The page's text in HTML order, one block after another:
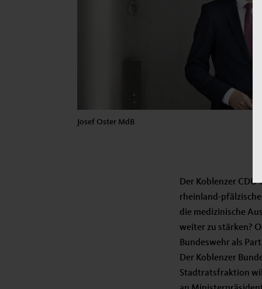
Josef Oster MdB
Der Koblenzer
rheinland-
die medizinische
weiter zu stärken?
Bundeswehr als
Der Koblenzer
Stadtratsfraktion